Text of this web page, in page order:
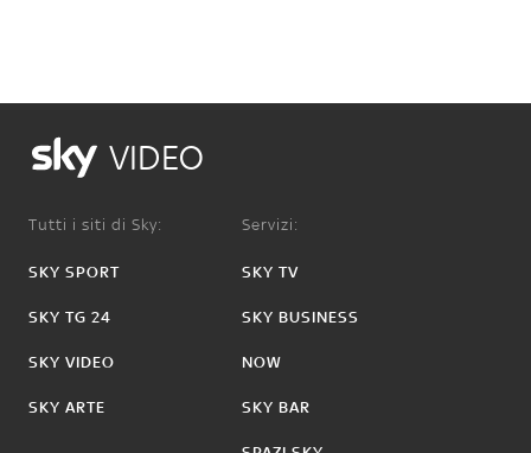
VIDEO
Tutti i siti di Sky:
SKY SPORT
SKY TG 24
SKY VIDEO
SKY ARTE
Servizi:
SKY TV
SKY BUSINESS
NOW
SKY BAR